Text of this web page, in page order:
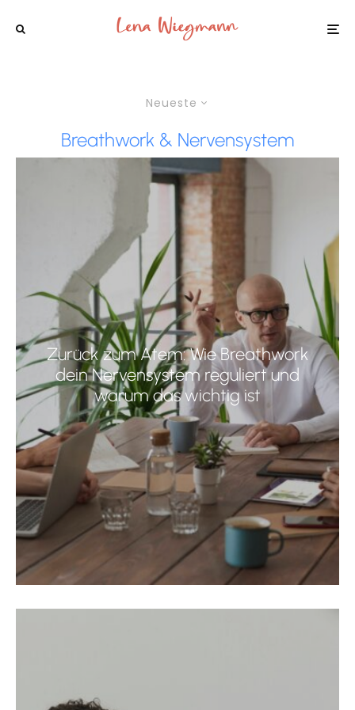
Neueste
Breathwork & Nervensystem
Zurück zum Atem: Wie Breathwork
dein Nervensystem reguliert und
warum das wichtig ist